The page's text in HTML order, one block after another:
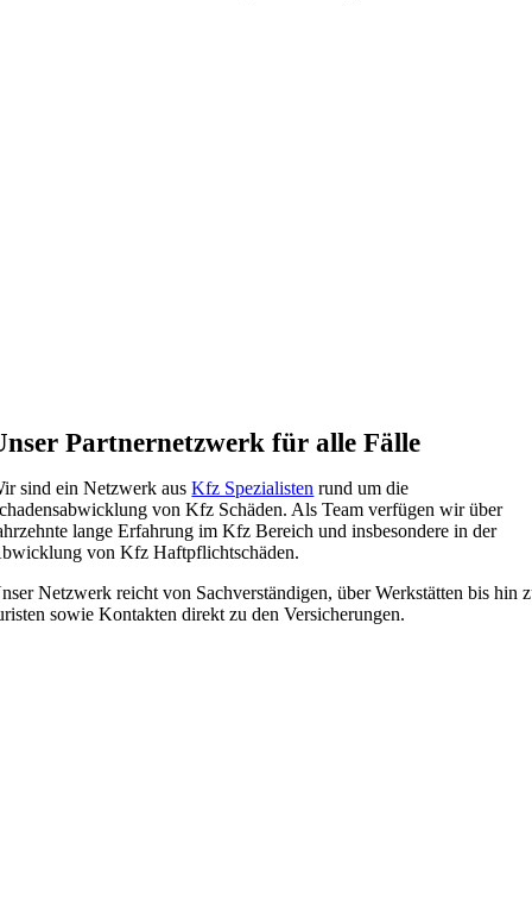
Partnernetzwerk für alle Fälle
sind ein Netzwerk ausKfz Spezialisten rund um die
von Kfz Schäden. Als Team verfügen wir über
lange Erfahrung im Kfz Bereich und insbesondere in der
von Kfz Haftpflichtschäden.
Netzwerk reicht von Sachverständigen, über Werkstätten bis hin
sowie Kontakten direkt zu den Versicherungen.